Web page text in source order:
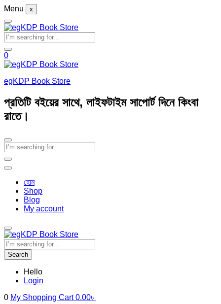
Menu x
0
egKDP Book Store
প্রতিটি বইয়ের সাথে, লাইফটাইম সাপোর্ট দিনে কিংবা
রাতে।
হোম
Shop
Blog
My account
Search
Hello
Login
0 My Shopping Cart0.00৳